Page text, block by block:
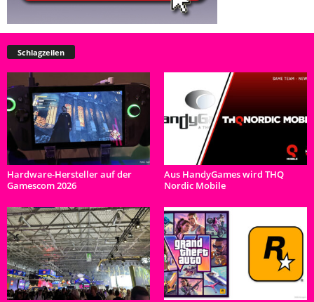
Schlagzeilen
Hardware-Hersteller auf der
Gamescom 2026
Aus HandyGames wird THQ
Nordic Mobile